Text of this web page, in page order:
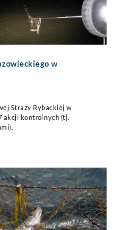
w
Straży Rybackiej w
akcji kontrolnych (tj.